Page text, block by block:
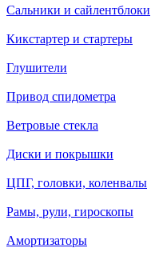
Сальники и сайлентблоки
Кикстартер и стартеры
Глушители
Привод спидометра
Ветровые стекла
Диски и покрышки
ЦПГ, головки, коленвалы
Рамы, рули, гироскопы
Амортизаторы